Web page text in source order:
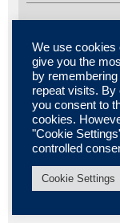
Vous souhaitez être
Inscrivez-vous pour
Plan du site MENTIONS
We use cookies
give you the
by
repeat visits. By
you consent to
cookies.
"Cookie
controlled
Cookie Settings